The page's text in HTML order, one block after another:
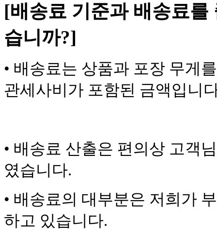
[배송료 기준과 배송료
습니까?]
• 배송료는 상품과 포장 무게
관세사비가 포함된 금액입니
• 배송료 산출은 편의상 고객
였습니다.
• 배송료의 대부분은 저희가
하고 있습니다.